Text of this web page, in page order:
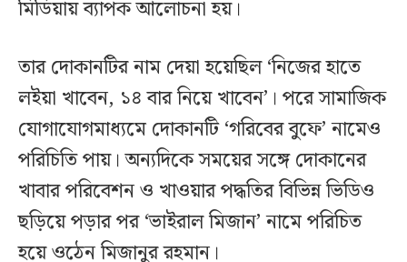
মিডিয়ায় ব্যাপক আলোচনা হয়।
তার দোকানটির নাম দেয়া হয়েছিল ‘নিজের হাতে
লইয়া খাবেন, ১৪ বার নিয়ে খাবেন’। পরে সামাজিক
যোগাযোগমাধ্যমে দোকানটি ‘গরিবের বুফে’ নামেও
পরিচিতি পায়। অন্যদিকে সময়ের সঙ্গে দোকানের
খাবার পরিবেশন ও খাওয়ার পদ্ধতির বিভিন্ন ভিডিও
ছড়িয়ে পড়ার পর ‘ভাইরাল মিজান’ নামে পরিচিত
হয়ে ওঠেন মিজানুর রহমান।